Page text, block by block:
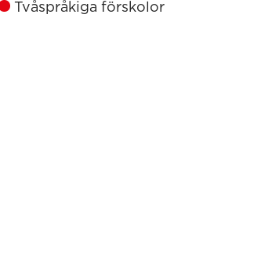
Tvåspråkiga förskolor